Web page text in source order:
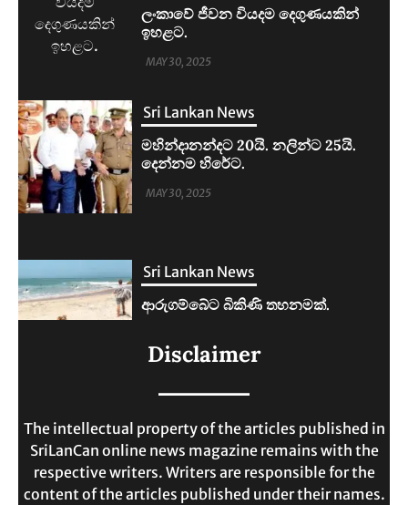
මහින්දානන්දට 20යි. නලින්ට 25යි.
දෙන්නම හිරේට.
MAY 30, 2025
Sri Lankan News
ආරුගම්බේට බිකිණි තහනමක්.
MAY 30, 2025
Sri Lankan News
ඉහළට.
Disclaimer
The intellectual property of the articles published in
SriLanCan online news magazine remains with the
respective writers. Writers are responsible for the
content of the articles published under their names.